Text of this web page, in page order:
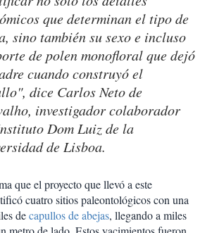
que determinan el tipo de
sino también su sexo e incluso
de polen monofloral que dejó
cuando construyó el
dice Carlos Neto de
investigador colaborador
Dom Luiz de la
de Lisboa.
que el proyecto que llevó a este
cuatro sitios paleontológicos con una
decapullos de abejas, llegando a miles